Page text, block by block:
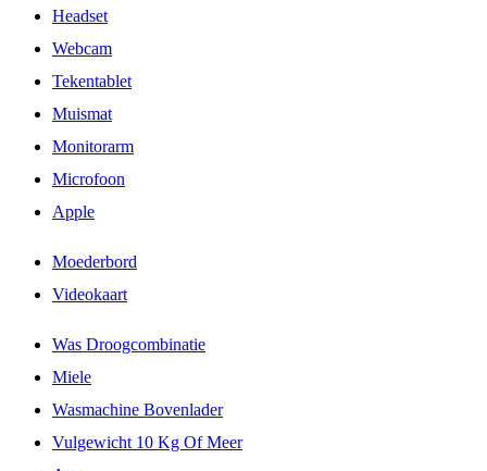
Headset
Webcam
Tekentablet
Muismat
Monitorarm
Microfoon
Apple
Moederbord
Videokaart
Was Droogcombinatie
Miele
Wasmachine Bovenlader
Vulgewicht 10 Kg Of Meer